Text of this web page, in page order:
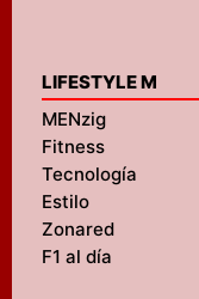
LIFESTYLE M
MENzig
Fitness
Tecnología
Estilo
Zonared
F1 al día